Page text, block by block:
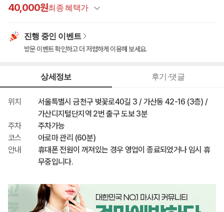
40,000원최종 혜택가
건마에반하다 특별할인
이벤트 할인
최종 혜택가 40,000원
진행 중인 이벤트
방문 이벤트 확인하고 더 저렴하게 이용해 보세요.
상세정보 후기·댓글
위치
서울특별시 금천구 벚꽃로40길 3 / 가산동 42-16 (3층) /
가산디지털단지역 2번 출구 도보 3분
주차
주차가능
코스
아로마 관리 (60분)
안내
휴대폰 전원이 꺼져있는 경우 영업이 종료되었거나 임시 휴
무중입니다.